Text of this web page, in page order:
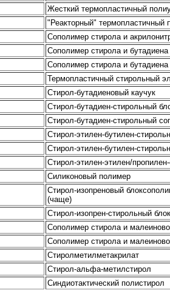
Жесткий термопластичный
"Реакторный"
Сополимер стирола и
Сополимер стирола и бутадиена
Сополимер стирола и бутадиена
Термопластичный стирольный
Стирол-бутадиеновый каучук
Стирол-бутадиен-стирольный
Стирол-бутадиен-стирольный
Стирол-этилен-бутилен-
Стирол-этилен-бутилен-
Стирол-этилен-этилен/
Силиконовый полимер
Стирол-изопреновый
(чаще)
Стирол-изопрен-стирольный
Сополимер стирола и
Сополимер стирола и
Стиролметилметакрилат
Стирол-альфа-метилстирол
Синдиотактический полистирол